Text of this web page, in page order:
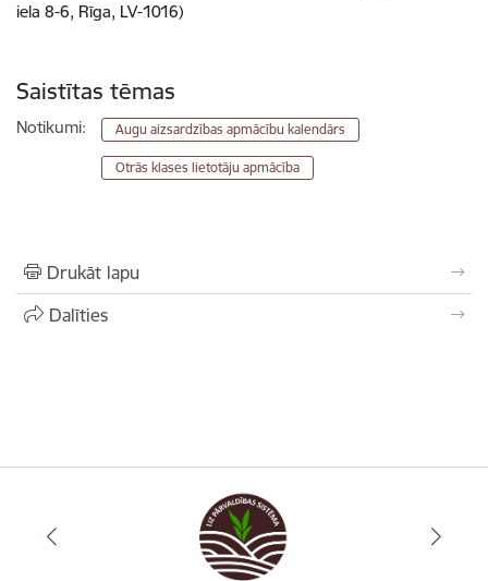
iela 8-6, Rīga, LV-1016)
Saistītas tēmas
Notikumi: Augu aizsardzības apmācību kalendārs
Otrās klases lietotāju apmācība
Drukāt lapu
Dalīties